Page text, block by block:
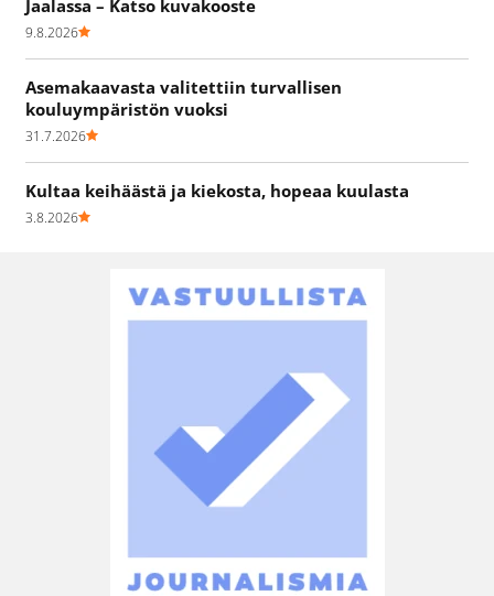
Jaalassa – Katso kuvakooste
9.8.2026
Asemakaavasta valitettiin turvallisen
kouluympäristön vuoksi
31.7.2026
Kultaa keihäästä ja kiekosta, hopeaa kuulasta
3.8.2026